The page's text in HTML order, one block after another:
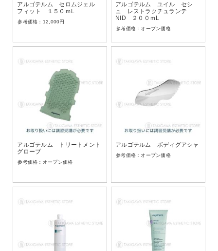
アルゴテルム セロムジェル
フィット １５０ｍL
12,000円
アルゴテルム ユイル セシ
ュ レストラクチュランテ
NID ２００ｍL
オープン価格
アルゴテルム トリートメント
グローブ
オープン価格
アルゴテルム ボディグアシャ
オープン価格